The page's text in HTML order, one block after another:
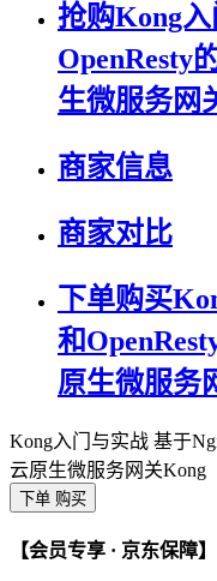
抢购Kong
OpenResty
生微服务网
商家信息
商家对比
下单购买
和
原生微服务
Kong入门与实战 基于
云原生微服务网关Kong
下单 购买
【会员专享 · 京东保障】